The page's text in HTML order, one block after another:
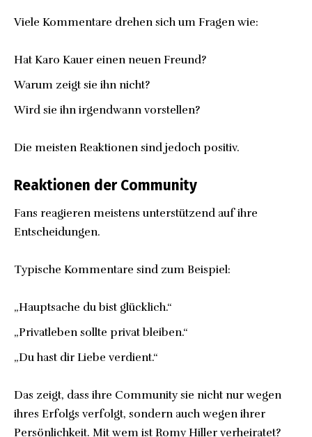
Viele Kommentare drehen sich um Fragen wie:
Hat Karo Kauer einen neuen Freund?
Warum zeigt sie ihn nicht?
Wird sie ihn irgendwann vorstellen?
Die meisten Reaktionen sind jedoch positiv.
Reaktionen der Community
Fans reagieren meistens unterstützend auf ihre
Entscheidungen.
Typische Kommentare sind zum Beispiel:
„Hauptsache du bist glücklich.“
„Privatleben sollte privat bleiben.“
„Du hast dir Liebe verdient.“
Das zeigt, dass ihre Community sie nicht nur wegen
ihres Erfolgs verfolgt, sondern auch wegen ihrer
Persönlichkeit. Mit wem ist Romy Hiller verheiratet?